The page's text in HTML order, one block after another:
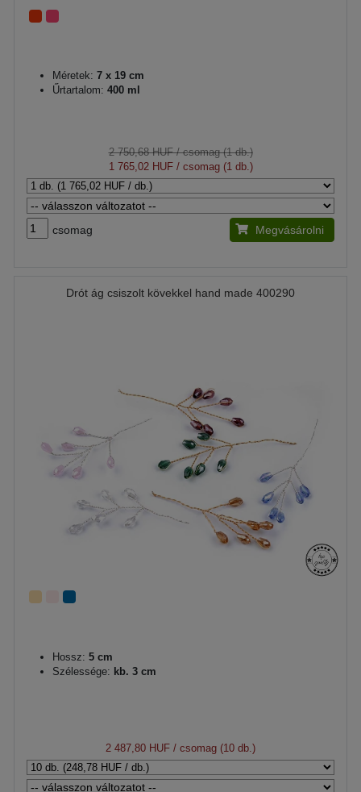
Méretek: 7 x 19 cm
Űrtartalom: 400 ml
2 750,68 HUF/ csomag (1 db.)
1 765,02 HUF/ csomag (1 db.)
csomag Megvásárolni
Drót ág csiszolt kövekkel hand made 400290
Hossz: 5 cm
Szélessége: kb. 3 cm
2 487,80 HUF / csomag (10 db.)